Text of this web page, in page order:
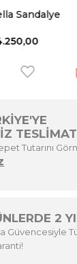
Leon
TESLİMAT
Tutarını
2
Güvencesiyle